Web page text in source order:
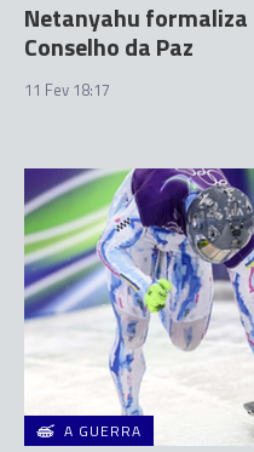
Netanyahu formaliza
Conselho da Paz
11 Fev 18:17
A GUERRA